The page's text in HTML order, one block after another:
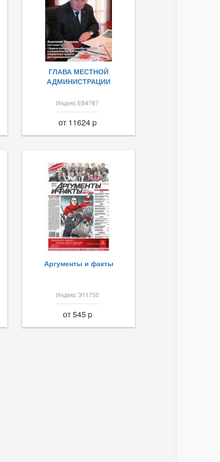
ГЛАВА МЕСТНОЙ
АДМИНИСТРАЦИИ
Индекс Е84787
от 11624 p
Аргументы и факты
Индекс Э11750
от 545 p